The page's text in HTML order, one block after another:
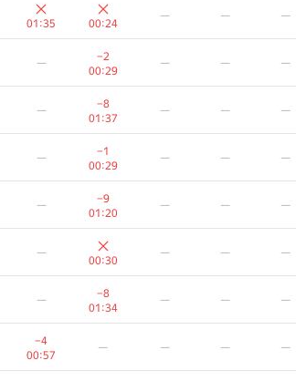
01:35 00:24
— — —
—
−2
00:29
— — —
—
−8
01:37
— — —
—
−1
00:29
— — —
—
−9
01:20
— — —
—
00:30
— — —
—
−8
01:34
— — —
−4
00:57
— — — —